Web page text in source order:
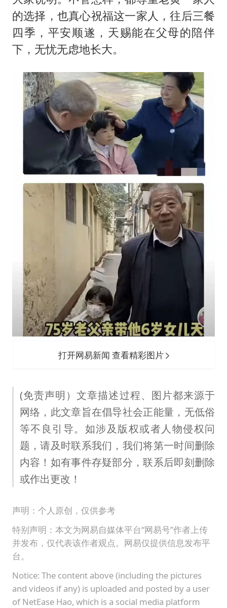
的选择，也真心祝福这一家人，往后三餐
四季，平安顺遂，天赐能在父母的陪伴
下，无忧无虑地长大。
打开网易新闻 查看精彩图片
(免责声明）文章描述过程、图片都来源于
网络，此文章旨在倡导社会正能量，无低俗
等不良引导。如涉及版权或者人物侵权问
题，请及时联系我们，我们将第一时间删除
内容！如有事件存疑部分，联系后即刻删除
或作出更改！
声明：个人原创，仅供参考
特别声明：本文为网易自媒体平台“网易号”作者上传
并发布，仅代表该作者观点。网易仅提供信息发布平
台。
Notice: The content above (including the pictures
and videos if any) is uploaded and posted by a user
of NetEase Hao, which is a social media platform